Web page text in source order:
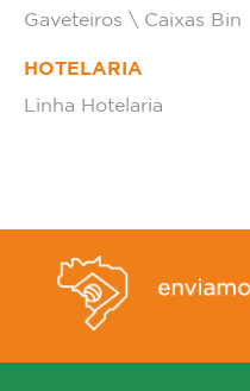
Gaveteiros \ Caixas Bin
HOTELARIA
Linha Hotelaria